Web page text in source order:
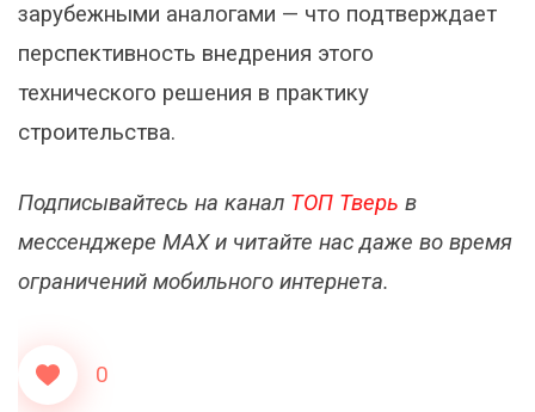
зарубежными аналогами — что подтверждает
перспективность внедрения этого
технического решения в практику
строительства.
Подписывайтесь на канал ТОП Тверь в
мессенджере MAX и читайте нас даже во время
ограничений мобильного интернета.
0